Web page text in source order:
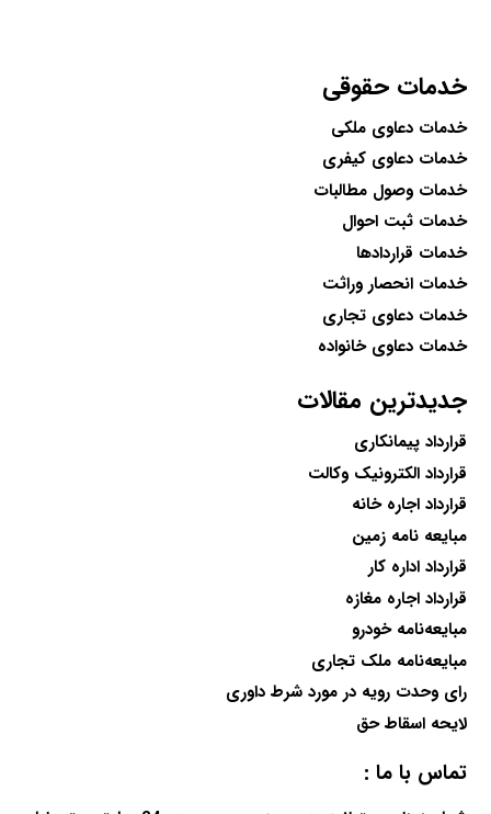
خدمات حقوقی
خدمات دعاوی ملکی
خدمات دعاوی کیفری
خدمات وصول مطالبات
خدمات ثبت احوال
خدمات قراردادها
خدمات انحصار وراثت
خدمات دعاوی تجاری
خدمات دعاوی خانواده
جدیدترین مقالات
قرارداد پیمانکاری
قرارداد الکترونیک وکالت
قرارداد اجاره خانه
مبایعه نامه زمین
قرارداد اداره کار
قرارداد اجاره مغازه
مبایعه‌نامه خودرو
مبایعه‌نامه ملک تجاری
رای وحدت رویه در مورد شرط داوری
لایحه اسقاط حق
تماس با ما :